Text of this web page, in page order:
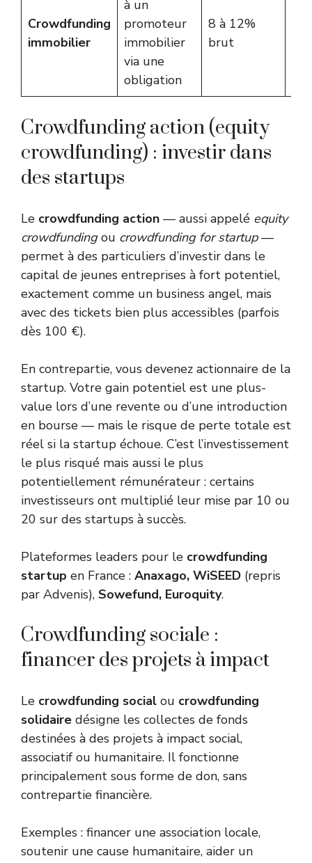
Crowdfunding
immobilier
à un
promoteur
immobilier
via une
obligation
8 à 12%
brut
Crowdfunding action (equity
crowdfunding) : investir dans
des startups
Le crowdfunding action — aussi appelé equity
crowdfundingou crowdfunding for startup—
permet à des particuliers d’investir dans le
capital de jeunes entreprises à fort potentiel,
exactement comme un business angel, mais
avec des tickets bien plus accessibles (parfois
dès 100 €).
En contrepartie, vous devenez actionnaire de la
startup. Votre gain potentiel est une plus-
value lors d’une revente ou d’une introduction
en bourse — mais le risque de perte totale est
réel si la startup échoue. C’est l’investissement
le plus risqué mais aussi le plus
potentiellement rémunérateur : certains
investisseurs ont multiplié leur mise par 10 ou
20 sur des startups à succès.
Plateformes leaders pour le crowdfunding
startup en France : Anaxago, WiSEED (repris
par Advenis), Sowefund, Euroquity.
Crowdfunding sociale :
financer des projets à impact
Le crowdfunding social ou crowdfunding
solidaire désigne les collectes de fonds
destinées à des projets à impact social,
associatif ou humanitaire. Il fonctionne
principalement sous forme de don, sans
contrepartie financière.
Exemples : financer une association locale,
soutenir une cause humanitaire, aider un